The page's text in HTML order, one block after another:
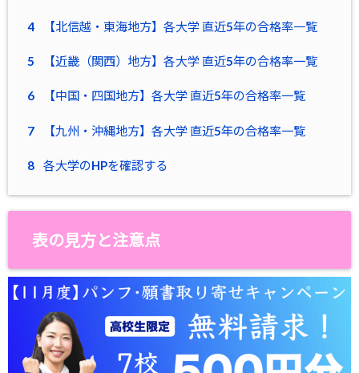
4 【北信越・東海地方】各大学 直近5年の合格率一覧
5 【近畿（関西）地方】各大学 直近5年の合格率一覧
6 【中国・四国地方】各大学 直近5年の合格率一覧
7 【九州・沖縄地方】各大学 直近5年の合格率一覧
8 各大学のHPを確認する
表の見方と注意点